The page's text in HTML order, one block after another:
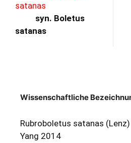
satanas
syn. Boletus
satanas
Wissenschaftliche
Rubroboletus satanas
Yang 2014